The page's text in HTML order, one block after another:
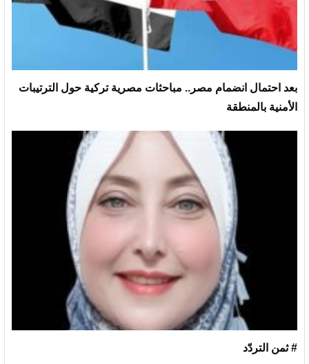
بعد احتمال انضمام مصر.. مباحثات مصرية تركية حول الترتيبات
الأمنية بالمنطقة
# ثمن التردّد